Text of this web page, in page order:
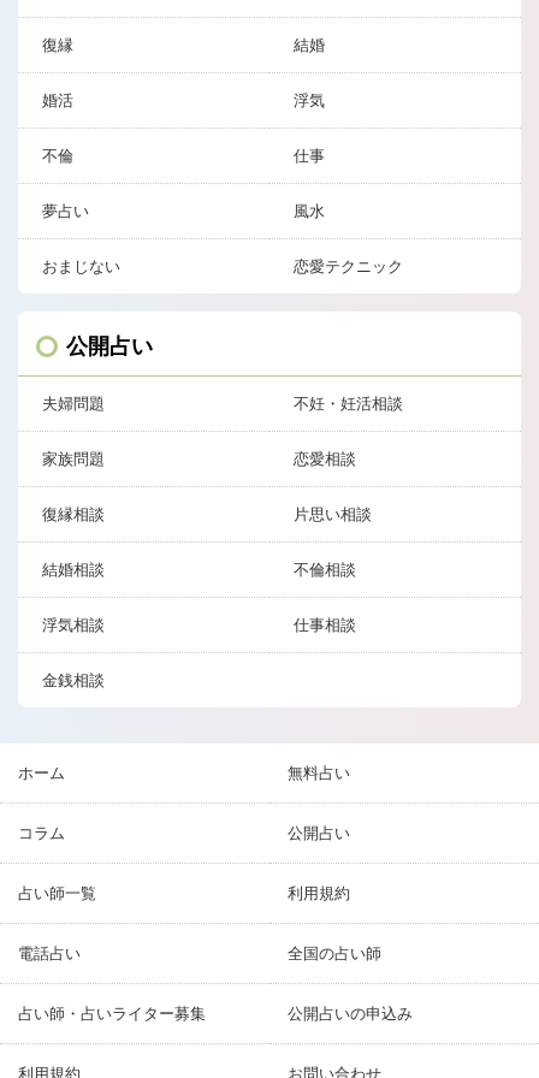
復縁 結婚
婚活 浮気
不倫 仕事
夢占い 風水
おまじない 恋愛テクニック
公開占い
夫婦問題 不妊・妊活相談
家族問題 恋愛相談
復縁相談 片思い相談
結婚相談 不倫相談
浮気相談 仕事相談
金銭相談
ホーム 無料占い
コラム 公開占い
占い師一覧 利用規約
電話占い 全国の占い師
占い師・占いライター募集 公開占いの申込み
利用規約 お問い合わせ